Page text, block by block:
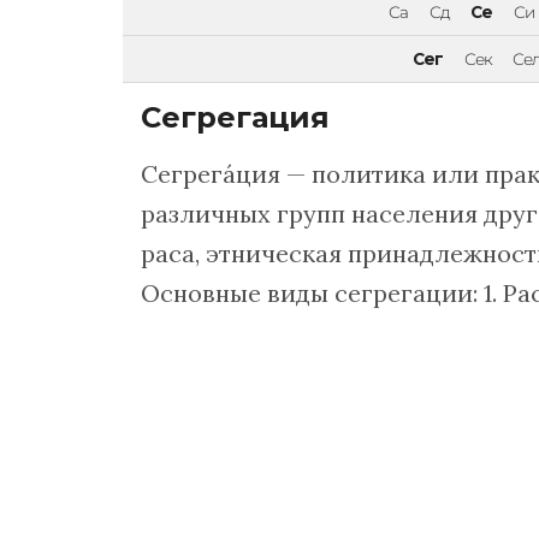
Са Сд Се Си
Сег Сек Сел
Сегрегация
Сегрегáция — политика или
различных групп населения
раса, этническая
Основные виды сегрегации: 1.